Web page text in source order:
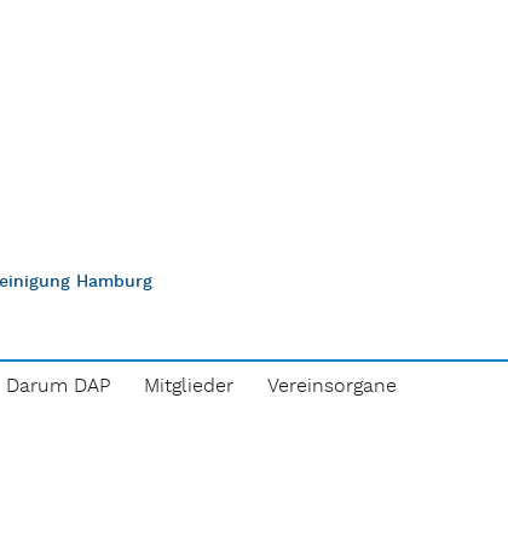
Hamburg
Darum DAP Mitglieder Vereinsorgane